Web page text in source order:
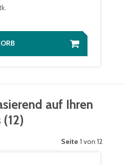
auf Ihren
(12)
Seite 1 von 12